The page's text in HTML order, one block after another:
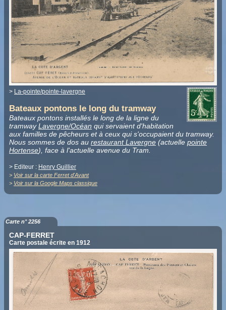
> La-pointe/pointe-lavergne
Bateaux pontons le long du tramway
Bateaux pontons installés le long de la ligne du
tramwayLavergne/Océan qui servaient d'habitation
aux familles de pêcheurs et à ceux qui s'occupaient du tramway.
Nous sommes de dos au restaurant Lavergne (actuelle pointe
Hortense), face à l'actuelle avenue du Tram.
> Editeur : Henry Guillier
> Voir sur la carte Ferret d'Avant
> Voir sur la Google Maps classique
Carte n° 2256
CAP-FERRET
Carte postale écrite en 1912